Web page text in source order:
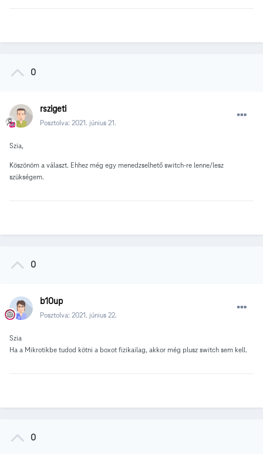
0
rszigeti
Posztolva: 2021. június 21.
Szia,
Köszönöm a választ. Ehhez még egy menedzselhető switch-re lenne/lesz
szükségem.
0
b10up
Posztolva: 2021. június 22.
Szia
Ha a Mikrotikbe tudod kötni a boxot fizikailag, akkor még plusz switch sem kell.
0